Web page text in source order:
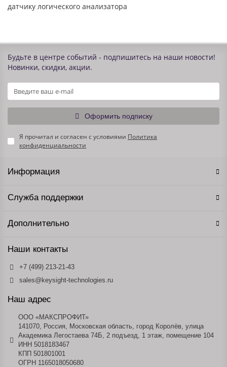
датчику логического анализатора
Будьте в центре событий - подпишитесь на наши новости!
Новинки, скидки, акции.
Оформить подписку
Я прочитал и согласен с условиями Политика
конфиденциальности
Информация
Служба поддержки
Дополнительно
Наши контакты
+7 (499) 213-21-43
sales@keysight-technologies.ru
Наш адрес
ООО «МАКСПРОФИТ»
141070, Россия, Московская область, город Королёв, улица
Академика Легостаева 74Б, 2 подъезд, 1 этаж, помещение 104
ИНН 5018183467
КПП 501801001
ОГРН 1165018050680